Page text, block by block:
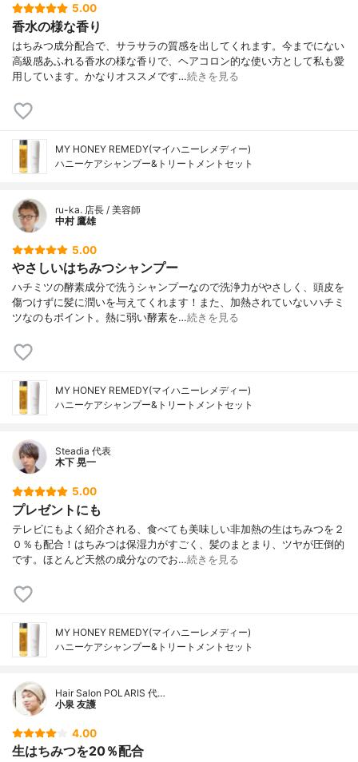
アリン酸ポリグリセリル-10・ステアロイル
ラクチレートNa・アルギニン・フィチン
酸・酸化銀・安息香酸Na
5.00
香水の様な香り
はちみつ成分配合で、サラサラの質感を出してくれます。今までにない
高級感あふれる香水の様な香りで、ヘアコロン的な使い方として私も愛
用しています。かなりオススメです…続きを見る
MY HONEY REMEDY(マイハニーレメディー)
ハニーケアシャンプー&トリートメントセット
ru-ka. 店長 / 美容師
中村 鷹雄
5.00
やさしいはちみつシャンプー
ハチミツの酵素成分で洗うシャンプーなので洗浄力がやさしく、頭皮を
傷つけずに髪に潤いを与えてくれます！また、加熱されていないハチミ
ツなのもポイント。熱に弱い酵素を…続きを見る
MY HONEY REMEDY(マイハニーレメディー)
ハニーケアシャンプー&トリートメントセット
Steadia 代表
木下 晃一
5.00
プレゼントにも
テレビにもよく紹介される、食べても美味しい非加熱の生はちみつを２
０％も配合！はちみつは保湿力がすごく、髪のまとまり、ツヤが圧倒的
です。ほとんど天然の成分なのでお…続きを見る
MY HONEY REMEDY(マイハニーレメディー)
ハニーケアシャンプー&トリートメントセット
Hair Salon POLARIS 代…
小泉 友護
4.00
生はちみつを20％配合